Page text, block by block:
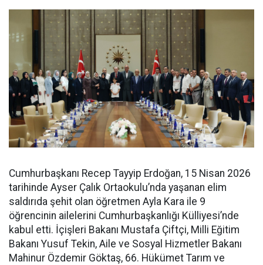
Cumhurbaşkanı Recep Tayyip Erdoğan, 15 Nisan 2026
tarihinde Ayser Çalık Ortaokulu’nda yaşanan elim
saldırıda şehit olan öğretmen Ayla Kara ile 9
öğrencinin ailelerini Cumhurbaşkanlığı Külliyesi’nde
kabul etti. İçişleri Bakanı Mustafa Çiftçi, Milli Eğitim
Bakanı Yusuf Tekin, Aile ve Sosyal Hizmetler Bakanı
Mahinur Özdemir Göktaş, 66. Hükümet Tarım ve